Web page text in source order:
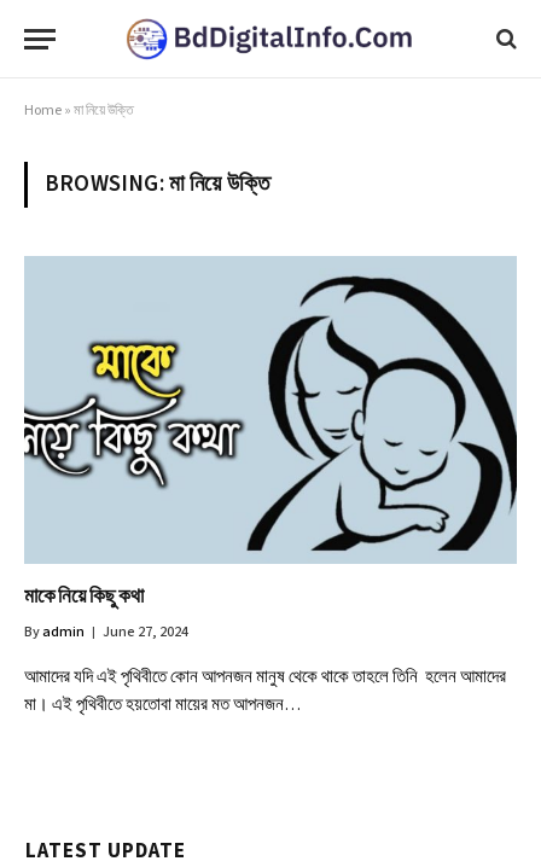
Home»মা নিয়ে উক্তি
BROWSING:মা নিয়ে উক্তি
মাকে নিয়ে কিছু কথা
Byadmin June 27, 2024
আমাদের যদি এই পৃথিবীতে কোন আপনজন মানুষ থেকে থাকে তাহলে তিনি হলেন আমাদের
মা। এই পৃথিবীতে হয়তোবা মায়ের মত আপনজন…
LATEST UPDATE